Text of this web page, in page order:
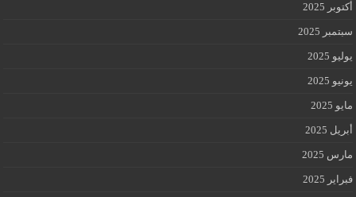
أكتوبر 2025
سبتمبر 2025
يوليو 2025
يونيو 2025
مايو 2025
أبريل 2025
مارس 2025
فبراير 2025